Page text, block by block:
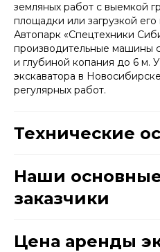
земляных работ с выемкой
площадки или загрузкой его
Автопарк «Спецтехники
производительные машины
и глубиной копания до 6 м.
экскаватора в
регулярных работ.
Технические
Наши
заказчики
Цена аренды